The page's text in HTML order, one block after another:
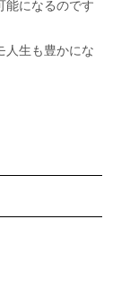
能になるのです
人生も豊かにな